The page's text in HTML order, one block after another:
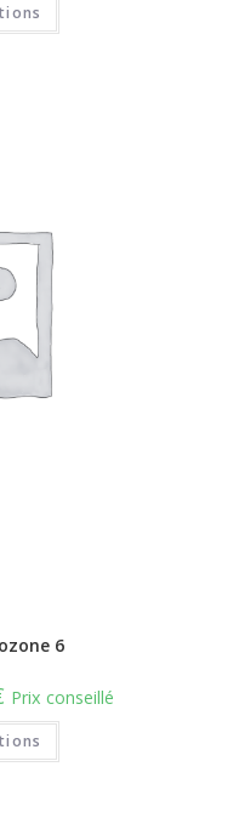
6
Prix conseillé